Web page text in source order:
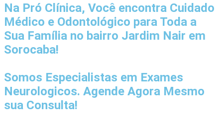
Na Pró Clínica, Você encontra Cuidado
Médico e Odontológico para Toda a
Sua Família no bairro Jardim Nair em
Sorocaba!
Somos Especialistas em Exames
Neurologicos. Agende Agora Mesmo
sua Consulta!